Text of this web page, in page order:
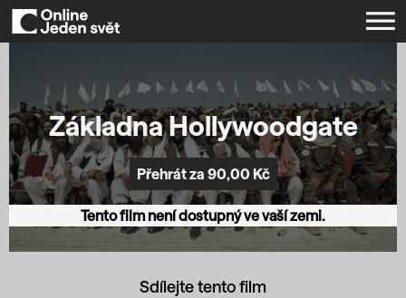
Základna Hollywoodgate
Přehrát za 90,00 Kč
Tento film není dostupný ve vaší zemi.
Sdílejte tento film